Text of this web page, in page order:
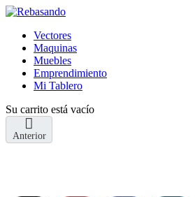
Vectores
Maquinas
Muebles
Emprendimiento
Mi Tablero
Su carrito está vacío
Anterior